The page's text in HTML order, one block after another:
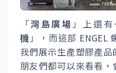
「灣島廣場 」上還
機」，而這部 ENGEL
我們展示生產塑膠產
朋友們都可以來看看